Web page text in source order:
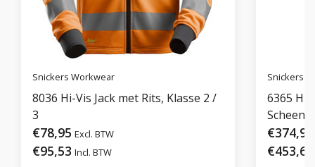
Snickers Workwear
8036 Hi-Vis Jack met Rits, Klasse 2 /
3
€78,95 Excl. BTW
€95,53 Incl. BTW
Snickers
6365
€374,95
€453,69